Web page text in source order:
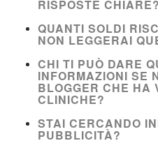
RISPOSTE CHIARE?
QUANTI SOLDI
NON LEGGERAI
CHI TI PUÒ DARE
INFORMAZIONI SE
BLOGGER CHE HA
CLINICHE?
STAI CERCANDO
PUBBLICITÀ?